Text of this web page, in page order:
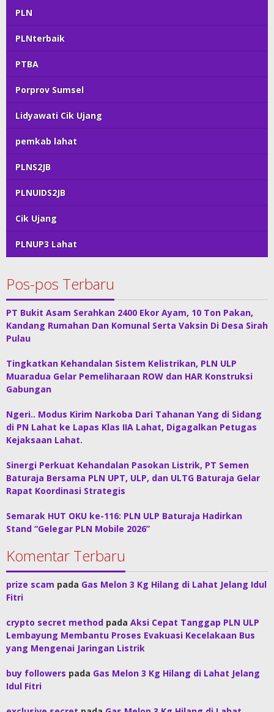
PLN
PLNterbaik
PTBA
Porprov Sumsel
Lidyawati Cik Ujang
pemkab lahat
PLNS2JB
PLNUIDS2JB
Cik Ujang
PLNUP3 Lahat
Pos-pos Terbaru
PT Bukit Asam Serahkan 2400 Ekor Ayam, 10 Ton Pakan,
Kandang Rumahan Dan Komunal Serta Vaksin Di Desa Sirah
Pulau
Tingkatkan Kehandalan Sistem Kelistrikan, PLN ULP
Muaradua Gelar Pemeliharaan ROW dan HAR Konstruksi
Gabungan
Ngeri.. Modus Kirim Narkoba Dari Tahanan Yang di Sidang
di PN Lahat ke Lapas Klas IIA Lahat, Digagalkan Petugas
Kejaksaan Lahat.
Sinergi Perkuat Kehandalan Pasokan Listrik, PT Semen
Baturaja Bersama PLN UPT, ULP, dan ULTG Baturaja Gelar
Rapat Koordinasi Strategis
Semarak HUT OKU ke-116: PLN ULP Baturaja Hadirkan
Stand “Gelegar PLN Mobile 2026”
Komentar Terbaru
prize scam pada Gas Melon 3 Kg Hilang di Lahat Jelang Idul
Fitri
crypto secret method pada Aksi Cepat Tanggap PLN ULP
Lembayung Membantu Proses Evakuasi Kecelakaan Bus
yang Mengenai Jaringan Listrik
buy followers pada Gas Melon 3 Kg Hilang di Lahat Jelang
Idul Fitri